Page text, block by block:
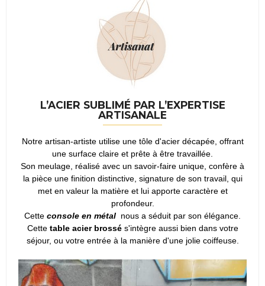
L’ACIER SUBLIMÉ PAR L’EXPERTISE
ARTISANALE
Notre artisan-artiste utilise une tôle d'acier décapée, offrant
une surface claire et prête à être travaillée.
Son meulage, réalisé avec un savoir-faire unique, confère à
la pièce une finition distinctive, signature de son travail, qui
met en valeur la matière et lui apporte caractère et
profondeur.
Cette console en métal nous a séduit par son élégance.
Cette table acier brossés'intègre aussi bien dans votre
séjour, ou votre entrée à la manière d'une jolie coiffeuse.